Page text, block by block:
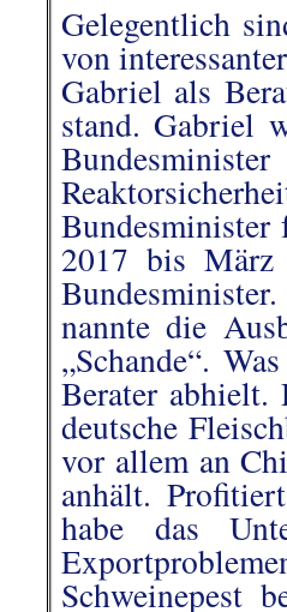
Gelegentlich
von
Gabriel als
stand. Gabriel
2017 bis
nannte die
„Schande“.
Berater abhielt.
deutsche
vor allem an
anhält.
habe das
Schweinepest